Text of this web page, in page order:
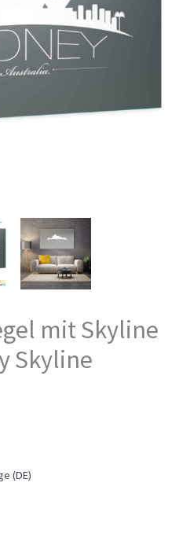
mit Skyline
Skyline
(DE)